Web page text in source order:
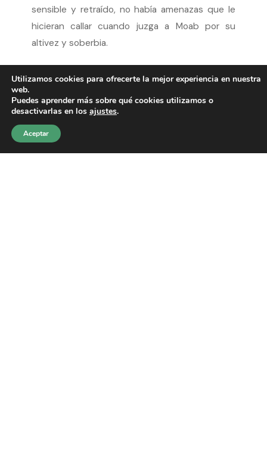
sensible y retraído, no había amenazas que le
hicieran callar cuando juzga a Moab por su
altivez y soberbia.
Esta es la más extensa de las profecías contra
formó la nación enemiga de Israel, y su principal
pecado fue el orgullo y la altanería de su
corazón, tal como relata Isaías, el profeta
Utilizamos cookies para ofrecerte la mejor experiencia en nuestra
web.
Puedes aprender más sobre qué cookies utilizamos o
desactivarlas en los ajustes.
Aceptar